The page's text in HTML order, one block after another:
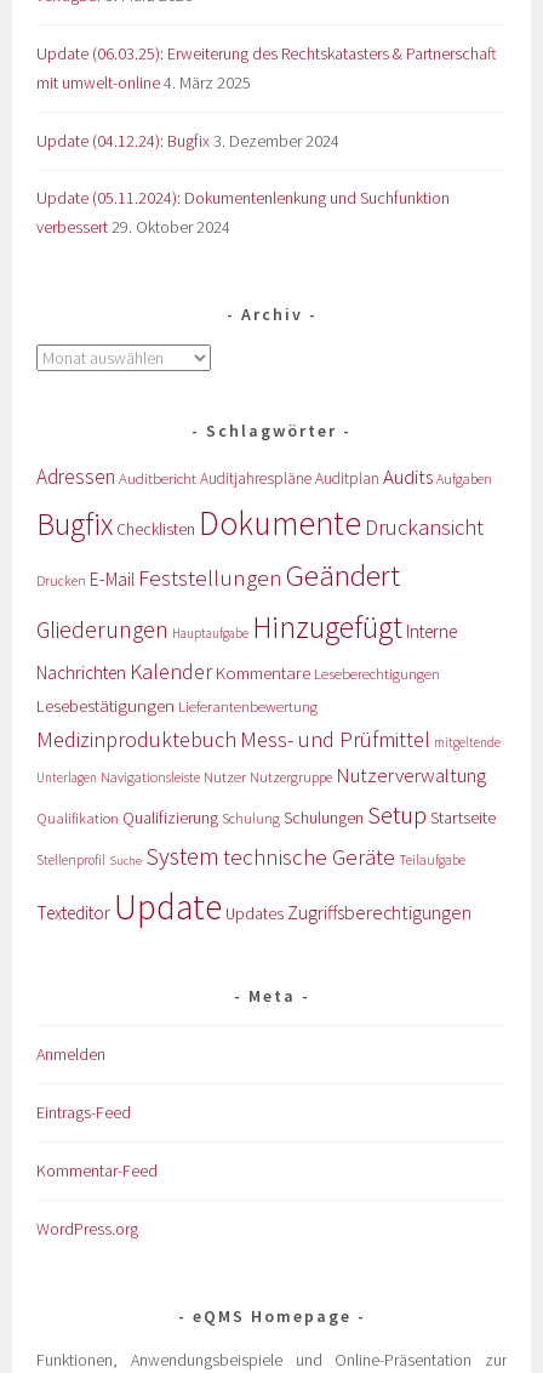
Update (06.03.25): Erweiterung des Rechtskatasters & Partnerschaft
mit umwelt-online4. März 2025
Update (04.12.24): Bugfix 3. Dezember 2024
Update (05.11.2024): Dokumentenlenkung und Suchfunktion
verbessert29. Oktober 2024
Archiv
Schlagwörter
Adressen AuditberichtAuditjahrespläneAuditplan Audits Aufgaben
Bugfix Checklisten Dokumente Druckansicht
Drucken E-Mail Feststellungen Geändert
Gliederungen Hauptaufgabe Hinzugefügt Interne
Nachrichten KalenderKommentare Leseberechtigungen
Lesebestätigungen Lieferantenbewertung
Medizinproduktebuch Mess- und Prüfmittel mitgeltende
Unterlagen Navigationsleiste Nutzer Nutzergruppe Nutzerverwaltung
Qualifikation Qualifizierung Schulung Schulungen Setup Startseite
Stellenprofil Suche System technische Geräte Teilaufgabe
Texteditor Update Updates Zugriffsberechtigungen
Meta
Anmelden
Eintrags-Feed
Kommentar-Feed
WordPress.org
eQMS Homepage
Funktionen, Anwendungsbeispiele und Online-Präsentation zur